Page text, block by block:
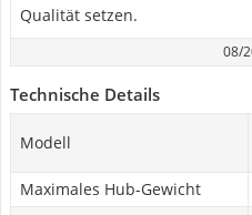
Qualität setzen.
08/
Technische Details
Modell
Maximales Hub-Gewicht